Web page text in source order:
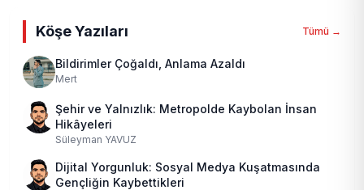
Köşe Yazıları Tümü →
Bildirimler Çoğaldı, Anlama Azaldı
Mert
Şehir ve Yalnızlık: Metropolde Kaybolan İnsan
Hikâyeleri
Süleyman YAVUZ
Dijital Yorgunluk: Sosyal Medya Kuşatmasında
Gençliğin Kaybettikleri